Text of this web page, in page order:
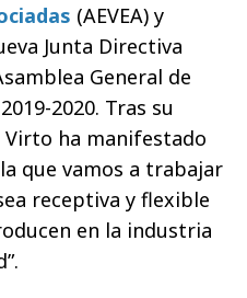
(AEVEA) y
Junta Directiva
General de
2020. Tras su
ha manifestado
que vamos a trabajar
receptiva y flexible
en la industria